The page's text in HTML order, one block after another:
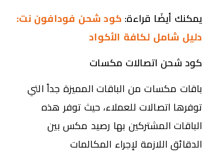
يمكنك أيضًا قراءة: كود شحن فودافون نت:
دليل شامل لكافة الأكواد
كود شحن اتصالات مكسات
باقات مكسات من الباقات المميزة جداً التي
توفرها اتصالات للعملاء، حيث توفر هذه
الباقات المشتركين بها رصيد مكس بين
الدقائق اللازمة لإجراء المكالمات